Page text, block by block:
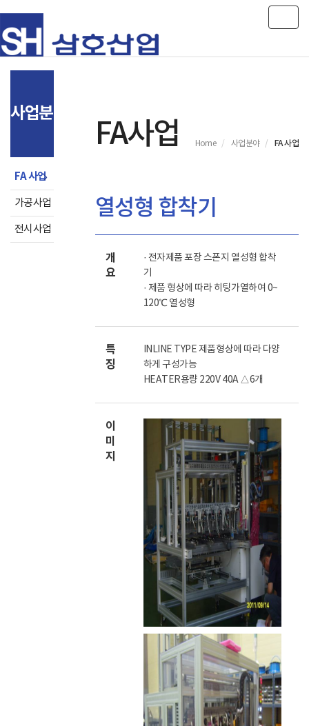
사업분야
FA 사업
가공사업
전시사업
FA사업 Home 사업분야 FA 사업
열성형 합착기
개
요
· 전자제품 포장 스폰지 열성형 합착
기
· 제품 형상에 따라 히팅가열하여 0~
120℃ 열성형
특
징
INLINE TYPE 제품형상에 따라 다양
하게 구성가능
HEATER용량 220V 40A △6개
이
미
지